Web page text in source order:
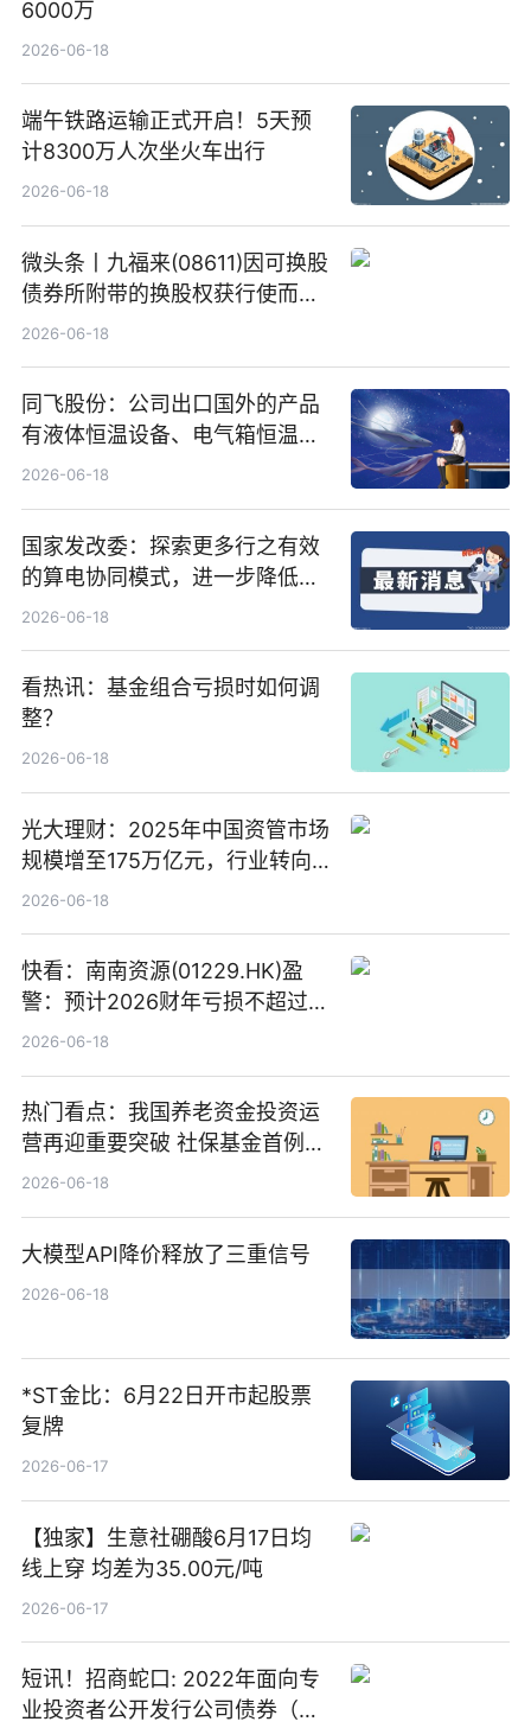
6000万
2026-06-18
端午铁路运输正式开启！5天预
计8300万人次坐火车出行
2026-06-18
微头条丨九福来(08611)因可换股
债券所附带的换股权获行使而发
行5200万股
2026-06-18
同飞股份：公司出口国外的产品
有液体恒温设备、电气箱恒温装
置、纯水冷却单元和特种换热器
2026-06-18
国家发改委：探索更多行之有效
的算电协同模式，进一步降低网
络传输时延_最资讯
2026-06-18
看热讯：基金组合亏损时如何调
整？
2026-06-18
光大理财：2025年中国资管市场
规模增至175万亿元，行业转向
“量质并重”
2026-06-18
快看：南南资源(01229.HK)盈
警：预计2026财年亏损不超过
1000万港元
2026-06-18
热门看点：我国养老资金投资运
营再迎重要突破 社保基金首例期
货账户完成开立
2026-06-18
大模型API降价释放了三重信号
2026-06-18
*ST金比：6月22日开市起股票
复牌
2026-06-17
【独家】生意社硼酸6月17日均
线上穿 均差为35.00元/吨
2026-06-17
短讯！招商蛇口: 2022年面向专
业投资者公开发行公司债券（第